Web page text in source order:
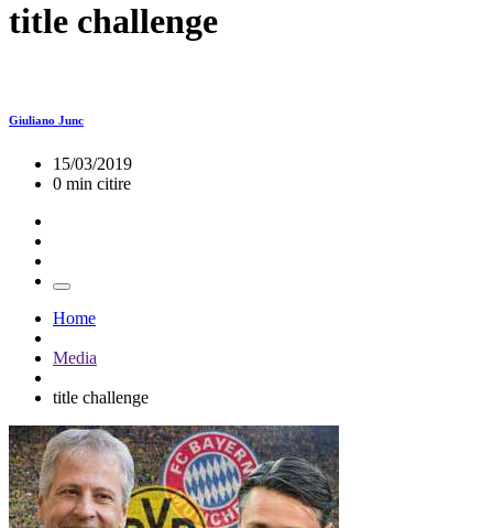
title challenge
Giuliano Junc
15/03/2019
0 min citire
Home
Media
title challenge